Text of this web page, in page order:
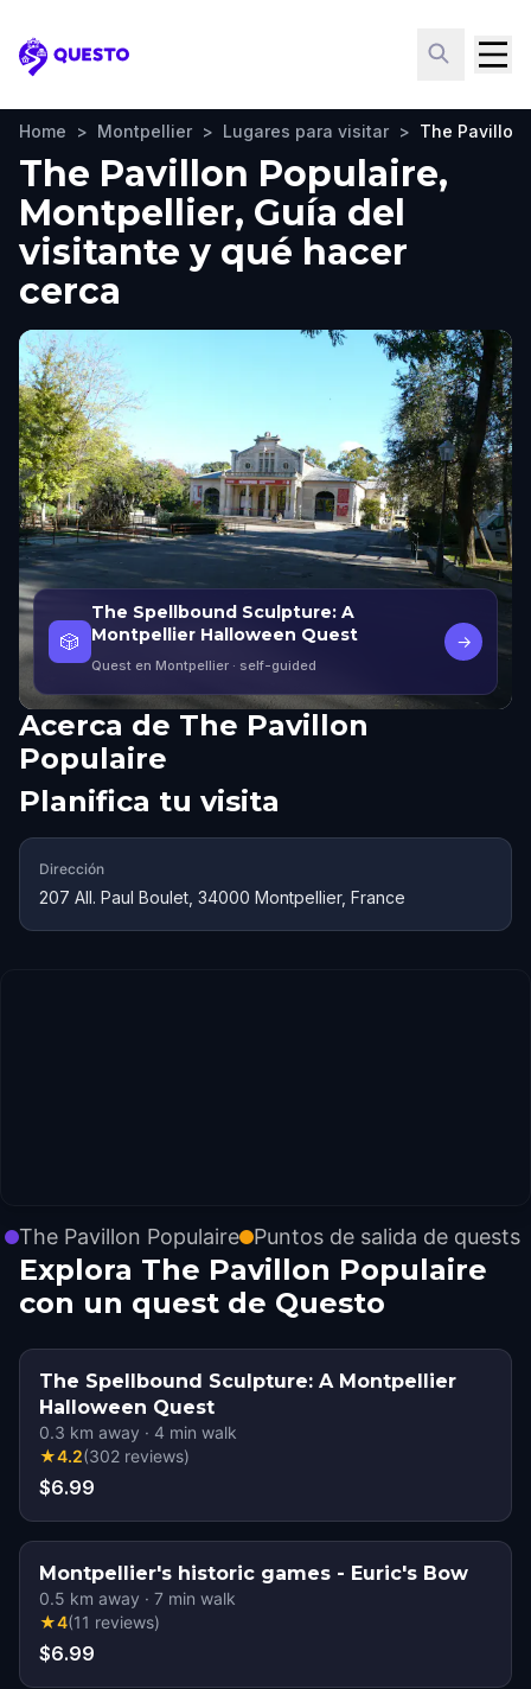
Questo
Home > Montpellier > Lugares para visitar > The Pavillon
The Pavillon Populaire,
Montpellier, Guía del
visitante y qué hacer
cerca
🎲
The Spellbound Sculpture: A
Montpellier Halloween Quest
Quest en Montpellier · self-guided
→
Acerca de The Pavillon
Populaire
Planifica tu visita
Dirección
207 All. Paul Boulet, 34000 Montpellier, France
The Pavillon Populaire Puntos de salida de quests
Explora The Pavillon Populaire
con un quest de Questo
The Spellbound Sculpture: A Montpellier
Halloween Quest
0.3 km away · 4 min walk
★4.2(302 reviews)
$6.99
Montpellier's historic games - Euric's Bow
0.5 km away · 7 min walk
★4(11 reviews)
$6.99